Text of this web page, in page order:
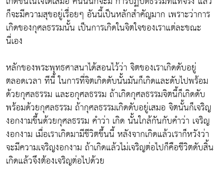
ก็จะมีความสุขอยู่เรื่อยๆ อันนี้เป็นหลักสำคัญมาก เพราะว่าการ
เกิดของกุศลธรรมนั้น เป็นการเกิดในจิตใจของเราแต่ละขณะ
นี่เอง
หลักของพระพุทธศาสนาได้สอนไว้ว่า จิตของเราเกิดดับอยู่
ตลอดเวลา ทีนี้ ในการที่จิตเกิดดับนั้นมันก็เกิดและดับไปพร้อม
ด้วยกุศลธรรม และอกุศลธรรม ถ้าเกิดกุศลธรรมจิตนี้ก็เกิดดับ
พร้อมด้วยกุศลธรรม ถ้ากุศลธรรมเกิดดับอยู่เสมอ จิตนั้นก็เจริญ
งอกงามขึ้นด้วยกุศลธรรม คำว่า เกิด นั้นใกล้กันกับคำว่า เจริญ
งอกงาม เมื่อเราเกิดมามีชีวิตขึ้นนี้ หลังจากเกิดแล้วเราก็หวังว่า
จะมีความเจริญงอกงาม ถ้าเกิดแล้วไม่เจริญต่อไปก็คือชีวิตดับสิ้น
เกิดแล้วจึงต้องเจริญต่อไปด้วย